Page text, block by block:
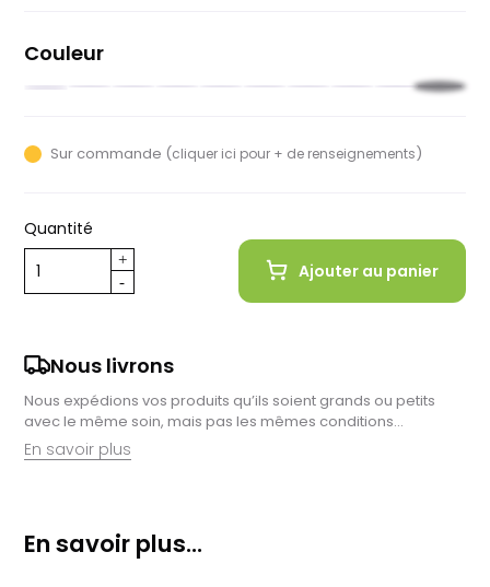
Couleur
Noir
Cobalt
Sur commande (cliquer ici pour + de renseignements)
Quantité
Ajouter au panier
Nous livrons
Nous expédions vos produits qu’ils soient grands ou petits
avec le même soin, mais pas les mêmes conditions…
En savoir plus
achats à domicile, mais il est encore plus gratifiant de vous
accueillir en magasin. Commandez en ligne et récupérez vos
En savoir plus...